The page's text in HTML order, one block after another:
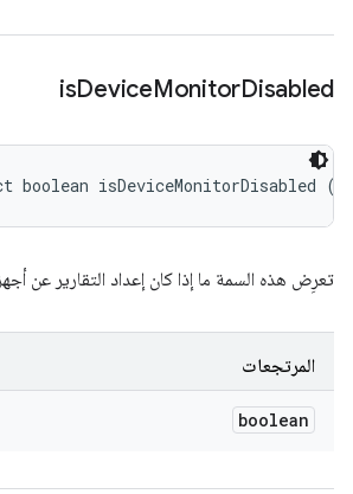
isDeviceMonitorDisabled
boolean isDeviceMonitorDisabled ()
تعرِض هذه السمة ما إذا كان إعداد التقارير عن
المرتجعات
boolean